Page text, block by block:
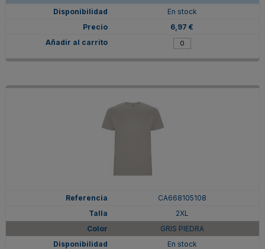
En stock
6,97 €
CA668105108
2XL
GRIS PIEDRA
En stock